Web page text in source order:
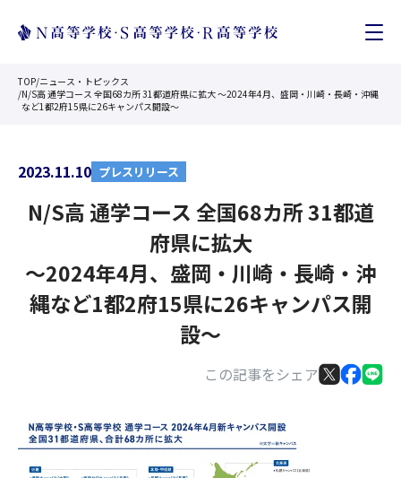
TOP/ニュース・トピックス
/N/S高 通学コース 全国68カ所 31都道府県に拡大 〜2024年4月、盛岡・川崎・長崎・沖縄
など1都2府15県に26キャンパス開設〜
2023.11.10 プレスリリース
この記事をシェア
N/S高 通学コース 全国68カ所 31都道
府県に拡大
〜2024年4月、盛岡・川崎・長崎・沖
縄など1都2府15県に26キャンパス開
設〜